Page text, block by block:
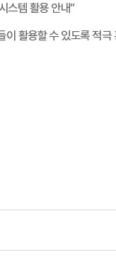
스템 활용 안내”
이 활용할 수 있도록 적극